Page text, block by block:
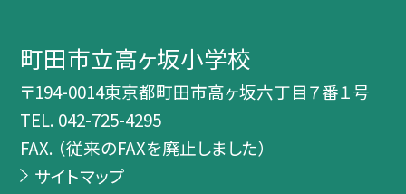
町田市立高ヶ坂小学校
〒194-0014東京都町田市高ヶ坂六丁目７番１号
TEL. 042-725-4295
FAX. （従来のFAXを廃止しました）
サイトマップ